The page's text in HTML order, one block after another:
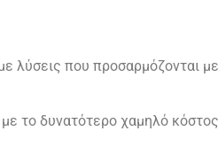
λύσεις που
το δυνατότερο χαμηλό